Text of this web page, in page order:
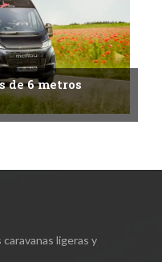
de 6 metros
ligeras y